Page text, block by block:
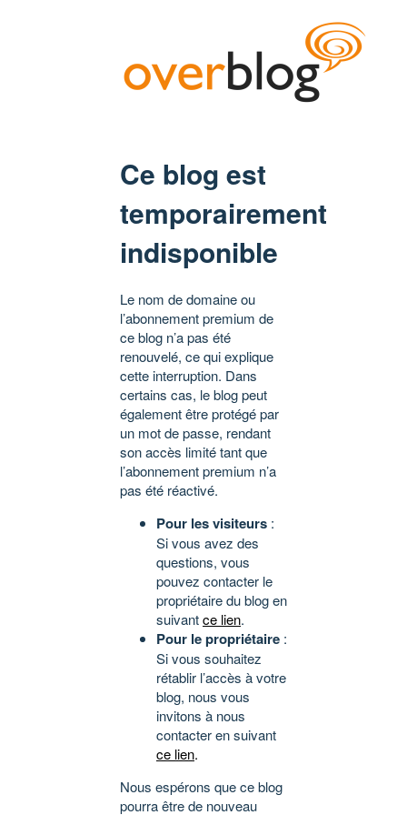
Ce blog est
temporairement
indisponible
Le nom de domaine ou
l’abonnement premium de
ce blog n’a pas été
renouvelé, ce qui explique
cette interruption. Dans
certains cas, le blog peut
également être protégé par
un mot de passe, rendant
son accès limité tant que
l’abonnement premium n’a
pas été réactivé.
Pour les visiteurs :
Si vous avez des
questions, vous
pouvez contacter le
propriétaire du blog en
suivantce lien.
Pour le propriétaire :
Si vous souhaitez
rétablir l’accès à votre
blog, nous vous
invitons à nous
contacter en suivant
ce lien.
Nous espérons que ce blog
pourra être de nouveau